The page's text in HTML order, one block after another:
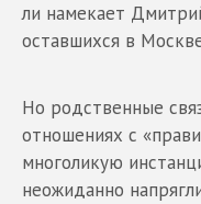
ли намекает
оставшихся в
Но родственные
отношениях с
многоликую
неожиданно